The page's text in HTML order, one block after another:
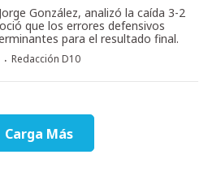
González, analizó la caída 3-2
que los errores defensivos
para el resultado final.
· Redacción D10
Carga Más